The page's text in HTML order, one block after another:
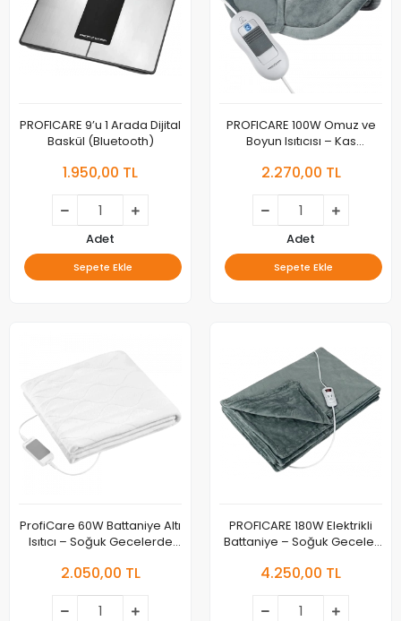
PROFICARE 9’u 1 Arada Dijital
Baskül (Bluetooth)
1.950,00 TL
Adet
Sepete Ekle
PROFICARE 100W Omuz ve
Boyun Isıtıcısı – Kas
2.270,00 TL
Adet
Sepete Ekle
ProfiCare 60W Battaniye Altı
Isıtıcı – Soğuk Gecelerde
2.050,00 TL
PROFICARE 180W Elektrikli
Battaniye – Soğuk Geceler
Çözümü!
4.250,00 TL